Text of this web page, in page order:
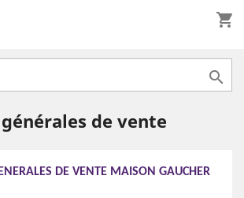
shopping_cart

de vente
DE VENTE MAISON GAUCHER